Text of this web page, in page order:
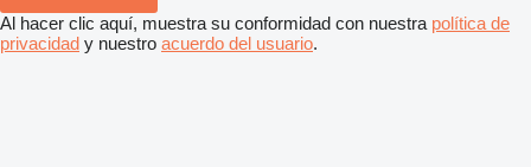
Al hacer clic aquí, muestra su conformidad con nuestra política de
privacidad y nuestro acuerdo del usuario.